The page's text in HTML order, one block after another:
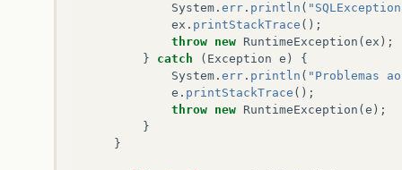
stmt = conn . prepareStatement(
= stmt.executeQuery ();
if (!rs.next()) //NÃ£o há
return
- 1 ;
return rs.getDouble("longitude" );
catch
System . err . println (
ex . printStackTrace ();
throw new RuntimeException ( ex );
}
catch ( Exception e )
{
System . err . println ( "Problemas
e . printStackTrace ();
throw new RuntimeException ( e );
}
}